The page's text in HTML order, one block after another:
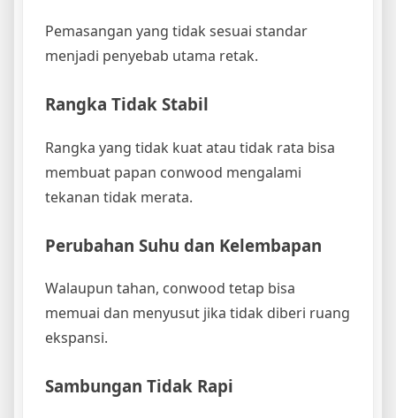
Pemasangan yang tidak sesuai standar
menjadi penyebab utama retak.
Rangka Tidak Stabil
Rangka yang tidak kuat atau tidak rata bisa
membuat papan conwood mengalami
tekanan tidak merata.
Perubahan Suhu dan Kelembapan
Walaupun tahan, conwood tetap bisa
memuai dan menyusut jika tidak diberi ruang
ekspansi.
Sambungan Tidak Rapi